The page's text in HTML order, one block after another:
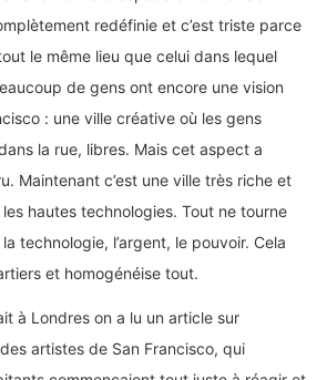
redéfinie et c’est triste parce
le même lieu que celui dans lequel
de gens ont encore une vision
: une ville créative où les gens
la rue, libres. Mais cet aspect a
Maintenant c’est une ville très riche et
hautes technologies. Tout ne tourne
technologie, l’argent, le pouvoir. Cela
et homogénéise tout.
à Londres on a lu un article sur
artistes de San Francisco, qui